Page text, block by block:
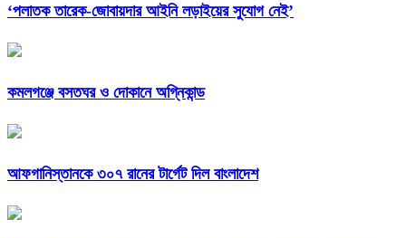
‘পলাতক তারেক-জোবায়দার আইনি লড়াইয়ের সুযোগ নেই’
কমলগঞ্জে বসতঘর ও দোকানে অগ্নিকান্ড
আফগানিস্তানকে ৩০৭ রানের টার্গেট দিল বাংলাদেশ